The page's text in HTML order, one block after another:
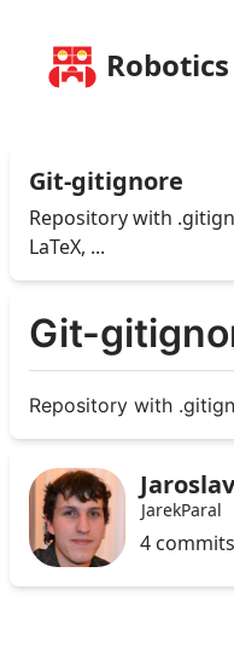
Git-gitignore
Repository with
LaTeX, ...
Git-
Repository with
JarekParal
4 commits